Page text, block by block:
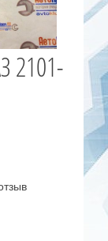
2101-